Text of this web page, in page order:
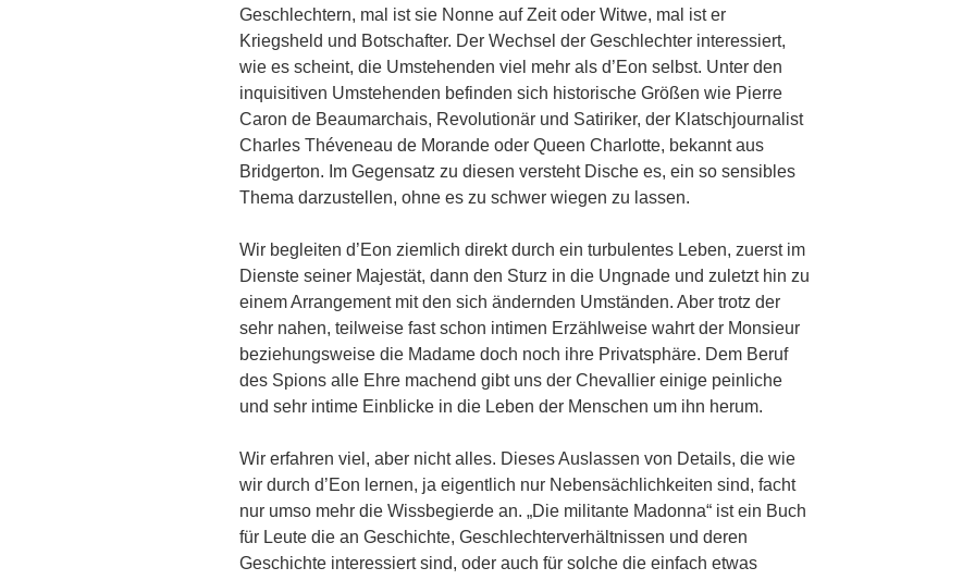
Geschlechtern, mal ist sie Nonne auf Zeit oder Witwe, mal ist er
Kriegsheld und Botschafter. Der Wechsel der Geschlechter interessiert,
wie es scheint, die Umstehenden viel mehr als d’Eon selbst. Unter den
inquisitiven Umstehenden befinden sich historische Größen wie Pierre
Caron de Beaumarchais, Revolutionär und Satiriker, der Klatschjournalist
Charles Théveneau de Morande oder Queen Charlotte, bekannt aus
Bridgerton. Im Gegensatz zu diesen versteht Dische es, ein so sensibles
Thema darzustellen, ohne es zu schwer wiegen zu lassen.
Wir begleiten d’Eon ziemlich direkt durch ein turbulentes Leben, zuerst im
Dienste seiner Majestät, dann den Sturz in die Ungnade und zuletzt hin zu
einem Arrangement mit den sich ändernden Umständen. Aber trotz der
sehr nahen, teilweise fast schon intimen Erzählweise wahrt der Monsieur
beziehungsweise die Madame doch noch ihre Privatsphäre. Dem Beruf
des Spions alle Ehre machend gibt uns der Chevallier einige peinliche
und sehr intime Einblicke in die Leben der Menschen um ihn herum.
Wir erfahren viel, aber nicht alles. Dieses Auslassen von Details, die wie
wir durch d’Eon lernen, ja eigentlich nur Nebensächlichkeiten sind, facht
nur umso mehr die Wissbegierde an. „Die militante Madonna“ ist ein Buch
für Leute die an Geschichte, Geschlechterverhältnissen und deren
Geschichte interessiert sind, oder auch für solche die einfach etwas